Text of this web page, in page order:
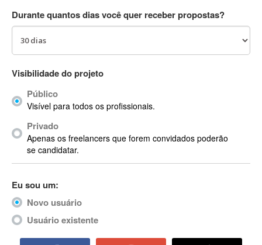
AccountMate
ACDSee
ACID Pro
ACPI
Acrobat X
ACT
Actian
Actimize
ActionScript 3
Active Directory
ActiveCollab
ActiveX
Durante quantos dias você quer receber propostas?
Visibilidade do projeto
Público
Visível para todos os profissionais.
Privado
Apenas os freelancers que forem convidados poderão
se candidatar.
Eu sou um:
Novo usuário
Usuário existente